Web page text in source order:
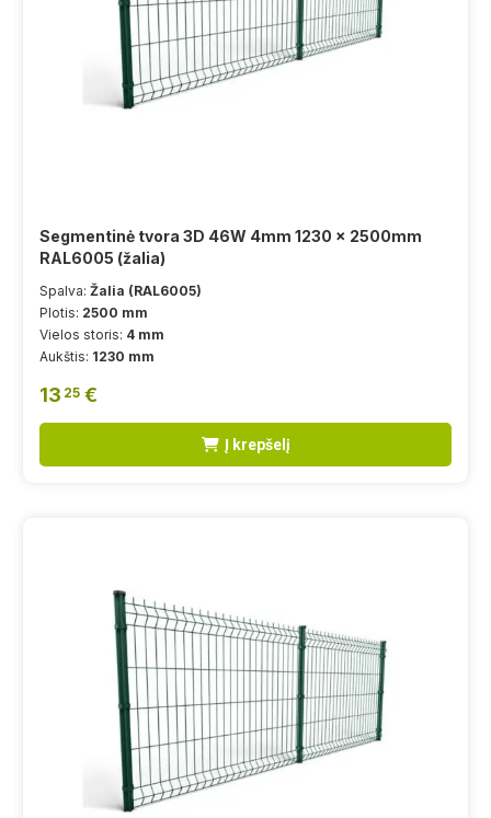
Segmentinė tvora 3D 46W 4mm 1230 x 2500mm
RAL6005 (žalia)
Spalva: Žalia (RAL6005)
Plotis: 2500 mm
Vielos storis: 4 mm
Aukštis: 1230 mm
13 25 €
Į krepšelį